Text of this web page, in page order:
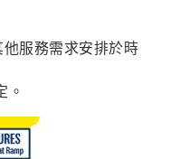
服務需求安排於時
。